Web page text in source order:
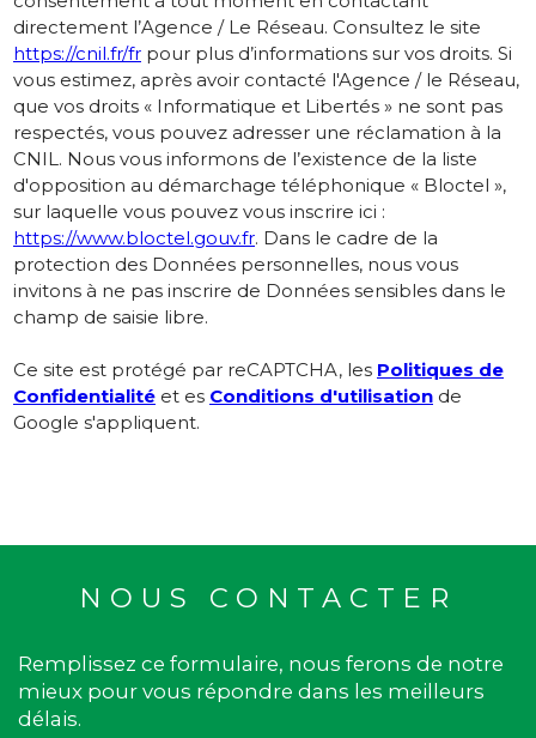
directement l’Agence / Le Réseau. Consultez le site
https://cnil.fr/fr pour plus d’informations sur vos droits. Si
vous estimez, après avoir contacté l'Agence / le Réseau,
que vos droits « Informatique et Libertés » ne sont pas
respectés, vous pouvez adresser une réclamation à la
CNIL. Nous vous informons de l’existence de la liste
d'opposition au démarchage téléphonique « Bloctel »,
sur laquelle vous pouvez vous inscrire ici :
https://www.bloctel.gouv.fr. Dans le cadre de la
protection des Données personnelles, nous vous
invitons à ne pas inscrire de Données sensibles dans le
champ de saisie libre.
Ce site est protégé par reCAPTCHA, les Politiques de
Confidentialité et es Conditions d'utilisation de
Google s'appliquent.
NOUS CONTACTER
Remplissez ce formulaire, nous ferons de notre
mieux pour vous répondre dans les meilleurs
délais.